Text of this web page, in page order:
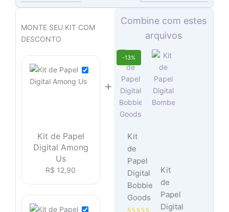
MONTE SEU KIT COM
DESCONTO
Kit de Papel
Digital Among
Us
R$ 12,90
+
preço
preço
preço
preço
Combine com estes
arquivos
-13%
Kit
de
Papel
Digital
Bobbie
Goods
O
preço
original
era:
R$ 14,90.
O
preço
atual
é:
R$ 12,90.
Kit
de
Papel
Digital